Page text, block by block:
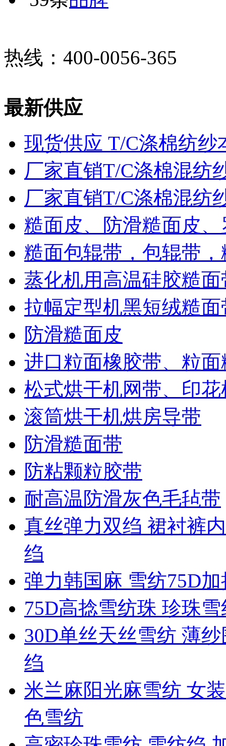
热线：400-0056-365
最新供应
现货供应 T/C涤棉纺纱
厂家直销T/C涤棉混纺
厂家直销T/C涤棉混纺
糙面皮、防滑糙面皮
糙面包辊带，包辊带
蒸化机用高温硅胶糙面
拉幅定型机黑短绒糙面
防滑糙面皮
进口粒面橡胶带、粒
松式烘干机网带、印
滚筒烘干机烘房导带
防滑糙面带
防粘颗粒胶带
耐高温防滑灰色毛毡带
真丝弹力双绉 裙衬裤
绉
弹力韩国麻 雪纺75D
75D高捻雪纺珠 珍珠
30D单丝天丝雪纺 薄
绉
米兰麻阳光麻雪纺 女
色雪纺